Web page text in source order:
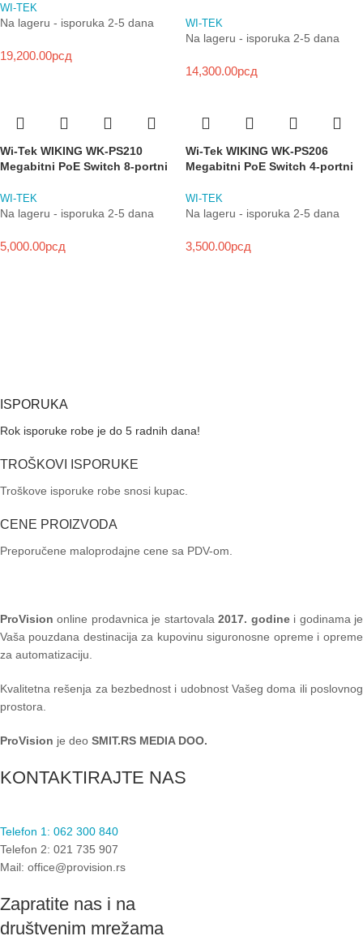
WI-TEK
Na lageru - isporuka 2-5 dana
19,200.00рсд
WI-TEK
Na lageru - isporuka 2-5 dana
14,300.00рсд
Wi-Tek WIKING WK-PS210
Megabitni PoE Switch 8-portni
WI-TEK
Na lageru - isporuka 2-5 dana
5,000.00рсд
Wi-Tek WIKING WK-PS206
Megabitni PoE Switch 4-portni
WI-TEK
Na lageru - isporuka 2-5 dana
3,500.00рсд
ISPORUKA
Rok isporuke robe je do 5 radnih dana!
TROŠKOVI ISPORUKE
Troškove isporuke robe snosi kupac.
CENE PROIZVODA
Preporučene maloprodajne cene sa PDV-om.
ProVision online prodavnica je startovala2017. godinei godinama je
Vaša pouzdana destinacija za kupovinu siguronosne opreme i opreme
za automatizaciju.
Kvalitetna rešenja za bezbednost i udobnost Vašeg doma ili poslovnog
prostora.
ProVision je deo SMIT.RS MEDIA DOO.
KONTAKTIRAJTE NAS
Telefon 1: 062 300 840
Telefon 2: 021 735 907
Mail: office@provision.rs
Zapratite nas i na
društvenim mrežama